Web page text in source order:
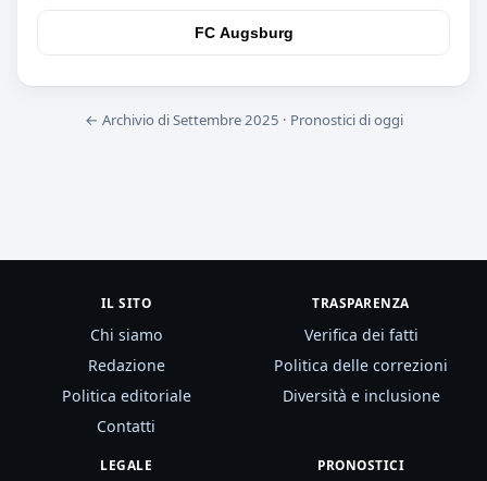
FC Augsburg
← Archivio di Settembre 2025 · Pronostici di oggi
IL SITO
Chi siamo
Redazione
Politica editoriale
Contatti
TRASPARENZA
Verifica dei fatti
Politica delle correzioni
Diversità e inclusione
LEGALE PRONOSTICI